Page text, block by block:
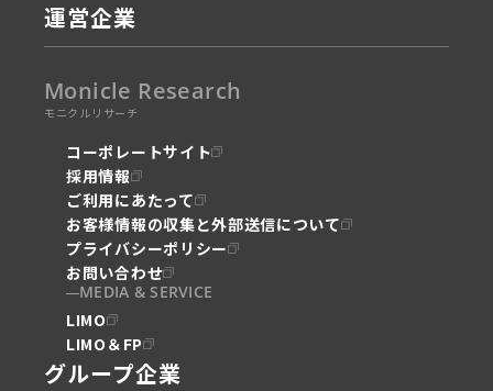
運営企業
Monicle Research
モニクルリサーチ
コーポレートサイト
採用情報
ご利用にあたって
お客様情報の収集と外部送信について
プライバシーポリシー
お問い合わせ
MEDIA & SERVICE
LIMO
LIMO＆FP
グループ企業